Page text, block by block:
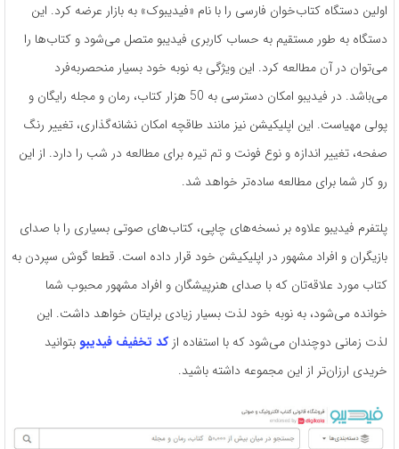
اولین دستگاه کتاب‌خوان فارسی را با نام «فیدیبوک» به بازار عرضه کرد. این
دستگاه به طور مستقیم به حساب کاربری فیدیبو متصل می‌شود و کتاب‌ها را
می‌توان در آن مطالعه کرد. این ویژگی به نوبه خود بسیار منحصربه‌فرد
می‌باشد. در فیدیبو امکان دسترسی به 50 هزار کتاب، رمان و مجله رایگان و
پولی مهیاست. این اپلیکیشن نیز مانند طاقچه امکان نشانه‌گذاری، تغییر رنگ
صفحه، تغییر اندازه و نوع فونت و تم تیره برای مطالعه در شب را دارد. از این
رو کار شما برای مطالعه ساده‌تر خواهد شد.
پلتفرم فیدیبو علاوه بر نسخه‌های چاپی، کتاب‌های صوتی بسیاری را با صدای
بازیگران و افراد مشهور در اپلیکیشن خود قرار داده است. قطعا گوش سپردن به
کتاب مورد علاقه‌تان که با صدای هنرپیشگان و افراد مشهور محبوب شما
خوانده می‌شود، به نوبه خود لذت بسیار زیادی برایتان خواهد داشت. این
لذت زمانی دوچندان می‌شود که با استفاده ازکد تخفیف فیدیبوبتوانید
خریدی ارزان‌تر از این مجموعه داشته باشید.